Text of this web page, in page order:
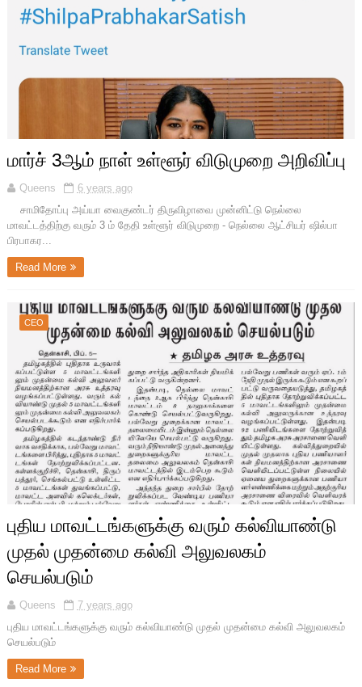
மார்ச் 3ஆம் நாள் உள்ளூர் விடுமுறை அறிவிப்பு
Queens
6 years ago
சாமிதோப்பு அய்யா வைகுண்டர் திருவிழாவை முன்னிட்டு நெல்லை
மாவட்டத்திற்கு வரும் 3 ம் தேதி உள்ளூர் விடுமுறை - நெல்லை ஆட்சியர் ஷில்பா
பிரபாகர...
Read More
CEO
புதிய மாவட்டங்களுக்கு வரும் கல்வியாண்டு
முதல் முதன்மை கல்வி அலுவலகம்
செயல்படும்
Queens
7 years ago
புதிய மாவட்டங்களுக்கு வரும் கல்வியாண்டு முதல் முதன்மை கல்வி அலுவலகம்
செயல்படும்
Read More